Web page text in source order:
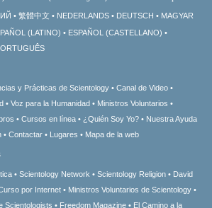
繁體中文 NEDERLANDS DEUTSCH
MAGYAR
(LATINO)
ESPAÑOL (CASTELLANO)
y Prácticas de Scientology
Canal de Video
Voz para la Humanidad
Ministros Voluntarios
Cursos en línea ¿Quién Soy Yo?
Nuestra Ayuda
Contactar Lugares Mapa de la web
Scientology Network Scientology Religion
David
por Internet
Ministros Voluntarios de Scientology
Scientologists
Freedom Magazine El Camino a la